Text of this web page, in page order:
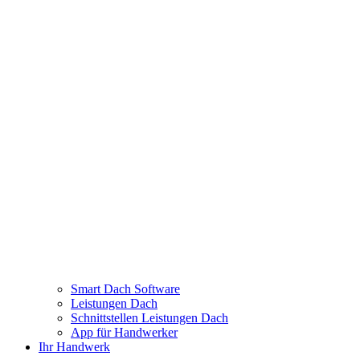
Smart Dach Software
Leistungen Dach
Schnittstellen Leistungen Dach
App für Handwerker
Ihr Handwerk